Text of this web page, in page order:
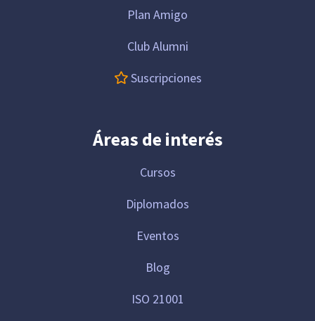
Plan Amigo
Club Alumni
Suscripciones
Áreas de interés
Cursos
Diplomados
Eventos
Blog
ISO 21001